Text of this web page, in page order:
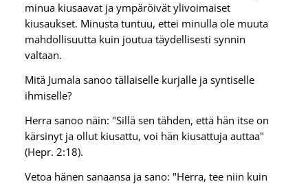
minua kiusaavat ja ympäröivät ylivoimaiset
kiusaukset. Minusta tuntuu, ettei minulla ole muuta
mahdollisuutta kuin joutua täydellisesti synnin
valtaan.
Mitä Jumala sanoo tällaiselle kurjalle ja syntiselle
ihmiselle?
Herra sanoo näin: "Sillä sen tähden, että hän itse on
kärsinyt ja ollut kiusattu, voi hän kiusattuja auttaa"
(Hepr. 2:18).
Vetoa hänen sanaansa ja sano: "Herra, tee niin kuin